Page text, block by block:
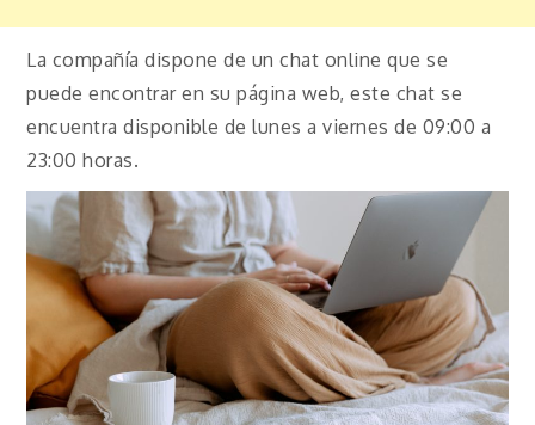
La compañía dispone de un chat online que se
puede encontrar en su página web, este chat se
encuentra disponible de lunes a viernes de 09:00 a
23:00 horas.